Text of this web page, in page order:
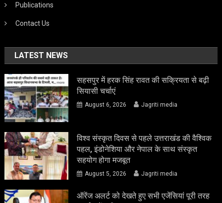
Publications
Contact Us
LATEST NEWS
सहसपुर में हरक सिंह रावत की सक्रियता से बढ़ी
सियासी चर्चाएं
August 6, 2026 Jagriti media
विश्व संस्कृत दिवस से पहले उत्तराखंड की वैश्विक
पहल, इंडोनेशिया और नेपाल के साथ संस्कृत
सहयोग होगा मजबूत
August 5, 2026 Jagriti media
ऑरेंज अलर्ट को देखते हुए सभी एजेंसियां पूरी तरह